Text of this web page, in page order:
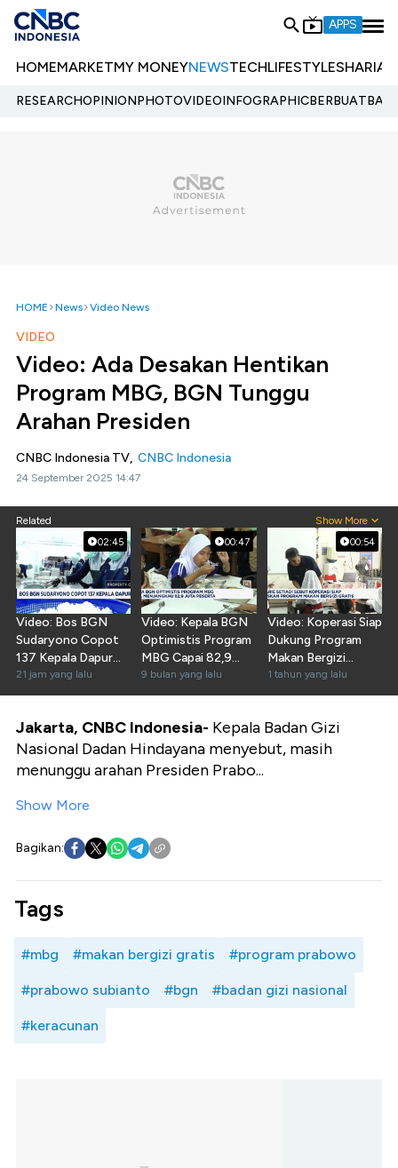
APPS
HOMEMARKETMY MONEYNEWSTECHLIFESTYLESHARIA
RESEARCHOPINIONPHOTOVIDEOINFOGRAPHIC
HOME News Video News
VIDEO
Video: Ada Desakan Hentikan
Program MBG, BGN Tunggu
Arahan Presiden
CNBC Indonesia TV, CNBC Indonesia
24 September 2025 14:47
Related Show More
02:45
Video: Bos BGN
Sudaryono Copot
137 Kepala Dapur
MBG
21 jam yang lalu
00:47
Video: Kepala BGN
Optimistis Program
MBG Capai 82,9
Juta Peserta
9 bulan yang lalu
00:54
Video: Koperasi Siap
Dukung Program
Makan Bergizi
Gratis
1 tahun yang lalu
Jakarta, CNBC Indonesia- Kepala Badan Gizi
Nasional Dadan Hindayana menyebut, masih
menunggu arahan Presiden Prabo...
Show More
Bagikan:
Tags
#mbg #makan bergizi gratis #program prabowo
#prabowo subianto #bgn #badan gizi nasional
#keracunan